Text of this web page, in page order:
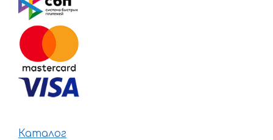
Каталог